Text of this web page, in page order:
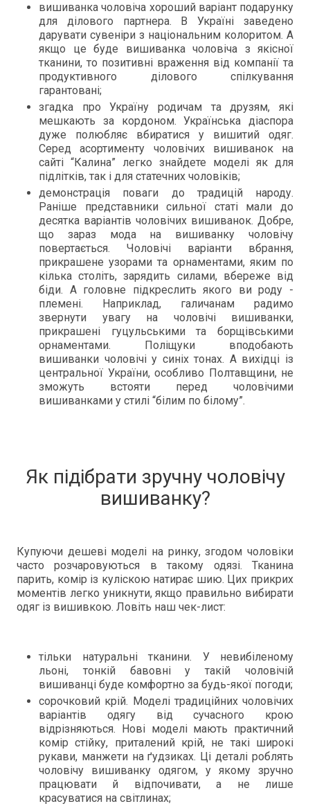
вишиванка чоловіча хороший варіант подарунку
для ділового партнера. В Україні заведено
дарувати сувеніри з національним колоритом. А
якщо це буде вишиванка чоловіча з якісної
тканини, то позитивні враження від компанії та
продуктивного ділового спілкування
гарантовані;
згадка про Україну родичам та друзям, які
мешкають за кордоном. Українська діаспора
дуже полюбляє вбиратися у вишитий одяг.
Серед асортименту чоловічих вишиванок на
сайті “Калина” легко знайдете моделі як для
підлітків, так і для статечних чоловіків;
демонстрація поваги до традицій народу.
Раніше представники сильної статі мали до
десятка варіантів чоловічих вишиванок. Добре,
що зараз мода на вишиванку чоловічу
повертається. Чоловічі варіанти вбрання,
прикрашене узорами та орнаментами, яким по
кілька століть, зарядить силами, вбереже від
біди. А головне підкреслить якого ви роду -
племені. Наприклад, галичанам радимо
звернути увагу на чоловічі вишиванки,
прикрашені гуцульськими та борщівськими
орнаментами. Поліщуки вподобають
вишиванки чоловічі у синіх тонах. А вихідці із
центральної України, особливо Полтавщини, не
зможуть встояти перед чоловічими
вишиванками у стилі “білим по білому”.
Як підібрати зручну чоловічу
вишиванку?
Купуючи дешеві моделі на ринку, згодом чоловіки
часто розчаровуються в такому одязі. Тканина
парить, комір із куліскою натирає шию. Цих прикрих
моментів легко уникнути, якщо правильно вибирати
одяг із вишивкою. Ловіть наш чек-лист:
тільки натуральні тканини. У невибіленому
льоні, тонкій бавовні у такій чоловічій
вишиванці буде комфортно за будь-якої погоди;
сорочковий крій. Моделі традиційних чоловічих
варіантів одягу від сучасного крою
відрізняються. Нові моделі мають практичний
комір стійку, приталений крій, не такі широкі
рукави, манжети на ґудзиках. Ці деталі роблять
чоловічу вишиванку одягом, у якому зручно
працювати й відпочивати, а не лише
красуватися на світлинах;